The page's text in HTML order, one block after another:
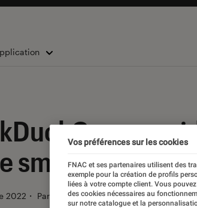
vous
smartphone
2022 ・ Par Benjamin Logerot
Vos préférences sur les cookies
FNAC et ses partenaires utilisent des
exemple pour la création de profils
liées à votre compte client. Vous
des cookies nécessaires au
sur notre catalogue et la